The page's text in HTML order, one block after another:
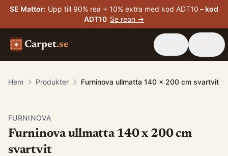
SE Mattor: Upp till 90% rea + 10% extra med kod ADT10 – kod
ADT10 Se rean →
Carpet.se
Hem Produkter Furninova ullmatta 140 x 200 cm svartvit
FURNINOVA
Furninova ullmatta 140 x 200 cm
svartvit